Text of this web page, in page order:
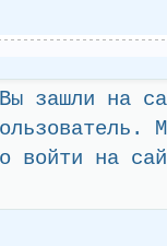
зашли на
войти на